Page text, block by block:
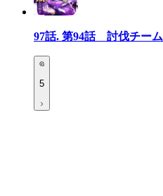
97話. 第94話 討伐チーム
5